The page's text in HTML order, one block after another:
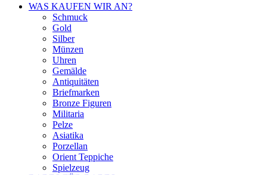
WAS KAUFEN WIR AN?
Schmuck
Gold
Silber
Münzen
Uhren
Gemälde
Antiquitäten
Briefmarken
Bronze Figuren
Militaria
Pelze
Asiatika
Porzellan
Orient Teppiche
Spielzeug